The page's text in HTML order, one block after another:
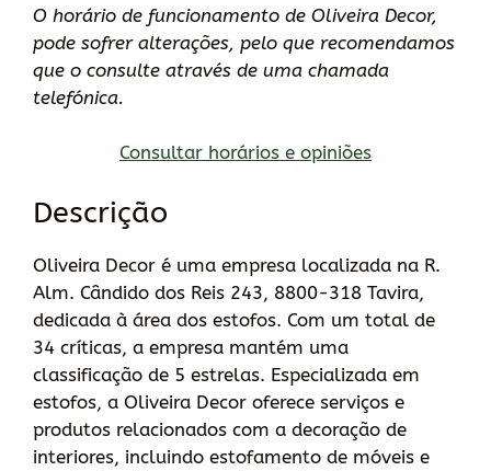
O horário de funcionamento de Oliveira Decor,
pode sofrer alterações, pelo que recomendamos
que o consulte através de uma chamada
telefónica.
Consultar horários e opiniões
Descrição
Oliveira Decor é uma empresa localizada na R.
Alm. Cândido dos Reis 243, 8800-318 Tavira,
dedicada à área dos estofos. Com um total de
34 críticas, a empresa mantém uma
classificação de 5 estrelas. Especializada em
estofos, a Oliveira Decor oferece serviços e
produtos relacionados com a decoração de
interiores, incluindo estofamento de móveis e